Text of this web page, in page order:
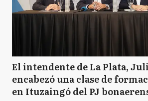
El intendente de La Plata,
encabezó una clase de
en Ituzaingó del PJ